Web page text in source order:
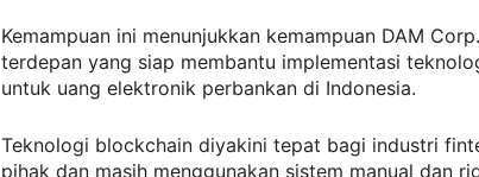
Kemampuan ini menunjukkan kemampuan DAM
terdepan yang siap membantu implementasi
untuk uang elektronik perbankan di Indonesia.
Teknologi blockchain diyakini tepat bagi industri
pihak dan masih menggunakan sistem manual dan